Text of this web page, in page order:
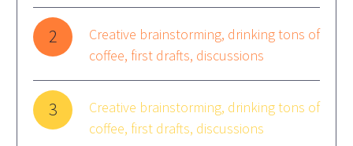
2
Creative brainstorming, drinking tons of
coffee, first drafts, discussions
3
Creative brainstorming, drinking tons of
coffee, first drafts, discussions